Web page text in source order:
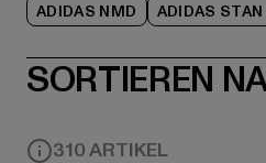
ADIDAS NMD ADIDAS
SORTIEREN
310 ARTIKEL